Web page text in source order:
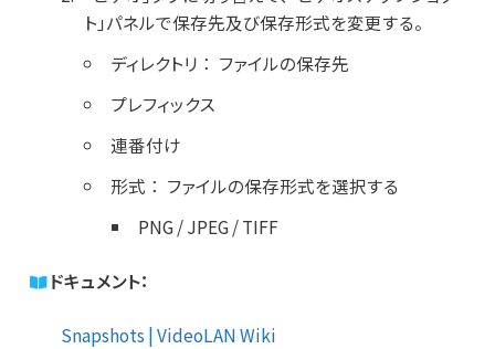
ト」パネルで保存先及び保存形式を変更する。
ディレクトリ ： ファイルの保存先
プレフィックス
連番付け
形式 ： ファイルの保存形式を選択する
PNG / JPEG / TIFF
ドキュメント：
Snapshots | VideoLAN Wiki